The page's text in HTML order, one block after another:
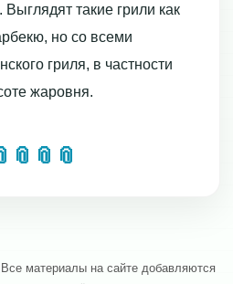
такие грили как
но со всеми
гриля, в частности
жаровня.
📎 📎 📎
Все материалы на сайте добавляются